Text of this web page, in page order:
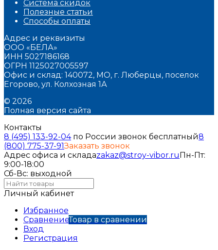
Система скидок
Полезные статьи
Способы оплаты
Адрес и реквизиты
ООО «БЕЛА»
ИНН 5027186168
ОГРН 1125027005597
Офис и склад: 140072, МО, г. Люберцы, поселок
Егорово, ул. Колхозная 1А
© 2026
Полная версия сайта
Контакты
8 (495) 133-92-04по России звонок бесплатный8
(800) 775-37-91Заказать звонок
Адрес офиса и складаzakaz@stroy-vibor.ruПн-Пт:
9:00-18:00
Сб-Вс: выходной
Личный кабинет
Избранное
СравнениеТовар в сравнении
Вход
Регистрация